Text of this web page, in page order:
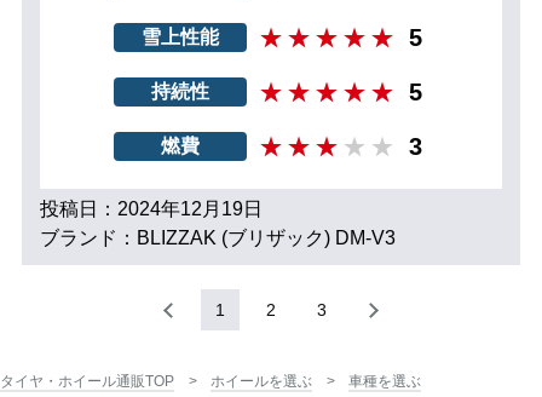
雪上性能 5
持続性 5
燃費 3
投稿日：2024年12月19日
ブランド：BLIZZAK (ブリザック) DM-V3
1 2 3
タイヤ・ホイール通販TOP ホイールを選ぶ
車種を選ぶ